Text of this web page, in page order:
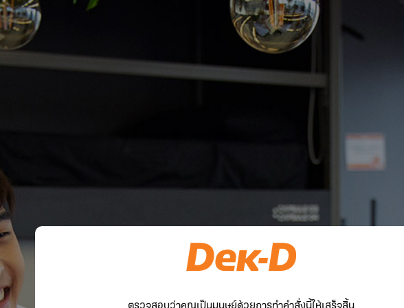
ตรวจสอบว่าคุณเป็นมนุษย์ด้วยการทำคำสั่งนี้ให้เสร็จสิ้น